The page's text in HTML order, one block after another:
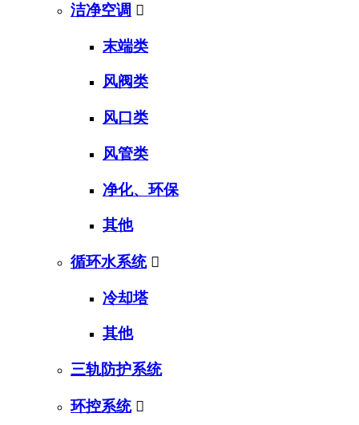
洁净空调 
末端类
风阀类
风口类
风管类
净化、环保
其他
循环水系统 
冷却塔
其他
三轨防护系统
环控系统 